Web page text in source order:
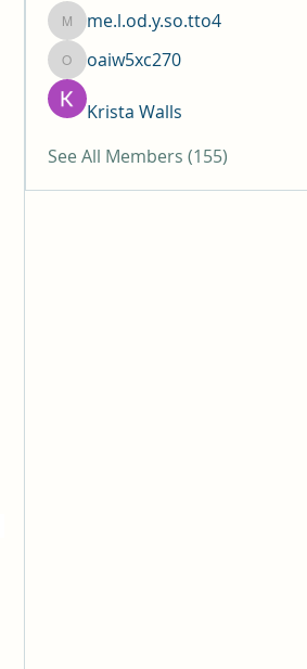
me.l.od.y.so.tto4
me.l.od.y.so.tto4
oaiw5xc270
oaiw5xc270
Krista Walls
See All Members (155)